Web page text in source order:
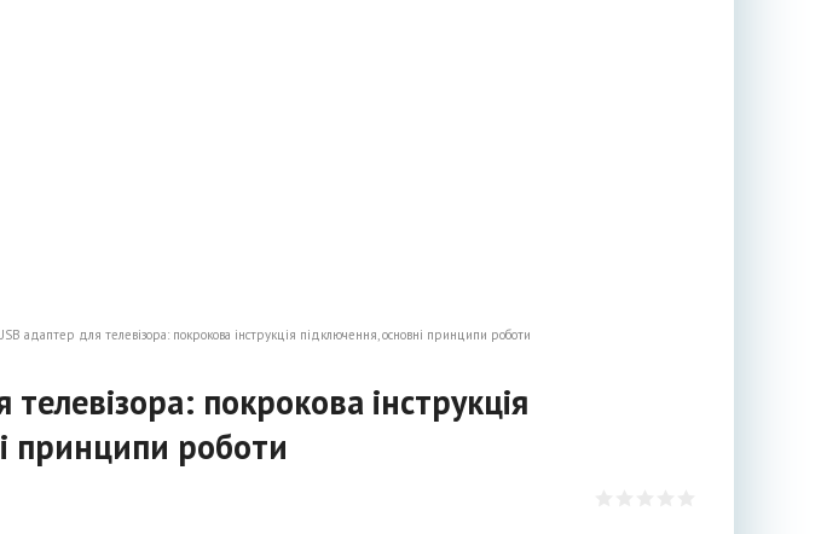
адаптер для телевізора: покрокова інструкція підключення, основні принципи роботи
покрокова інструкція
принципи роботи